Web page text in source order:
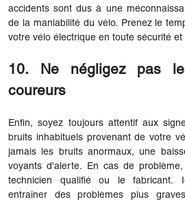
accidents sont dus à une
de la maniabilité du vélo. Prenez le
votre vélo électrique en toute sécurité et
10. Ne négligez pas
coureurs
Enfin, soyez toujours attentif aux
bruits inhabituels provenant de votre
jamais les bruits anormaux, une
voyants d'alerte. En cas de
technicien qualifié ou le fabricant.
entraîner des problèmes plus